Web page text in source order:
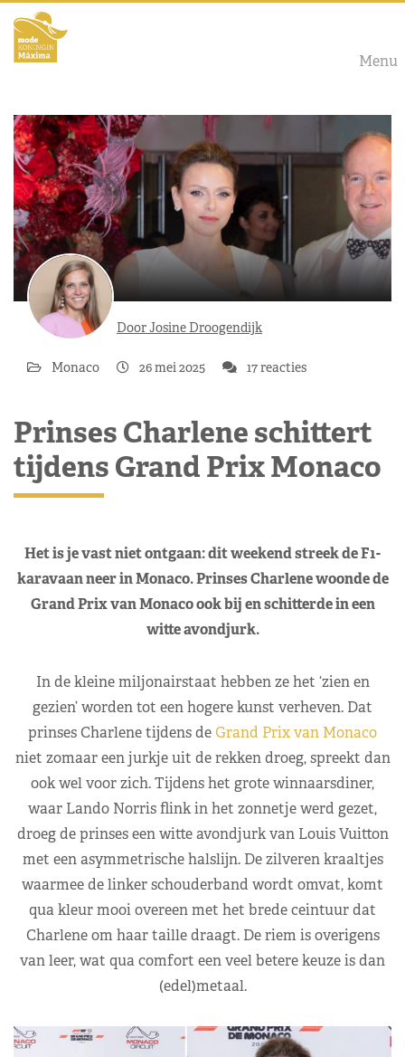
Menu
Door Josine Droogendijk
Monaco 26 mei 2025 17 reacties
Prinses Charlene schittert
tijdens Grand Prix Monaco
Het is je vast niet ontgaan: dit weekend streek de F1-
karavaan neer in Monaco. Prinses Charlene woonde de
Grand Prix van Monaco ook bij en schitterde in een
witte avondjurk.
In de kleine miljonairstaat hebben ze het ‘zien en
gezien’ worden tot een hogere kunst verheven. Dat
prinses Charlene tijdens deGrand Prix van Monaco
niet zomaar een jurkje uit de rekken droeg, spreekt dan
ook wel voor zich. Tijdens het grote winnaarsdiner,
waar Lando Norris flink in het zonnetje werd gezet,
droeg de prinses een witte avondjurk van Louis Vuitton
met een asymmetrische halslijn. De zilveren kraaltjes
waarmee de linker schouderband wordt omvat, komt
qua kleur mooi overeen met het brede ceintuur dat
Charlene om haar taille draagt. De riem is overigens
van leer, wat qua comfort een veel betere keuze is dan
(edel)metaal.